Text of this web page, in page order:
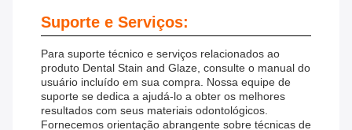
Suporte e Serviços:
Para suporte técnico e serviços relacionados ao
produto Dental Stain and Glaze, consulte o manual do
usuário incluído em sua compra. Nossa equipe de
suporte se dedica a ajudá-lo a obter os melhores
resultados com seus materiais odontológicos.
Fornecemos orientação abrangente sobre técnicas de